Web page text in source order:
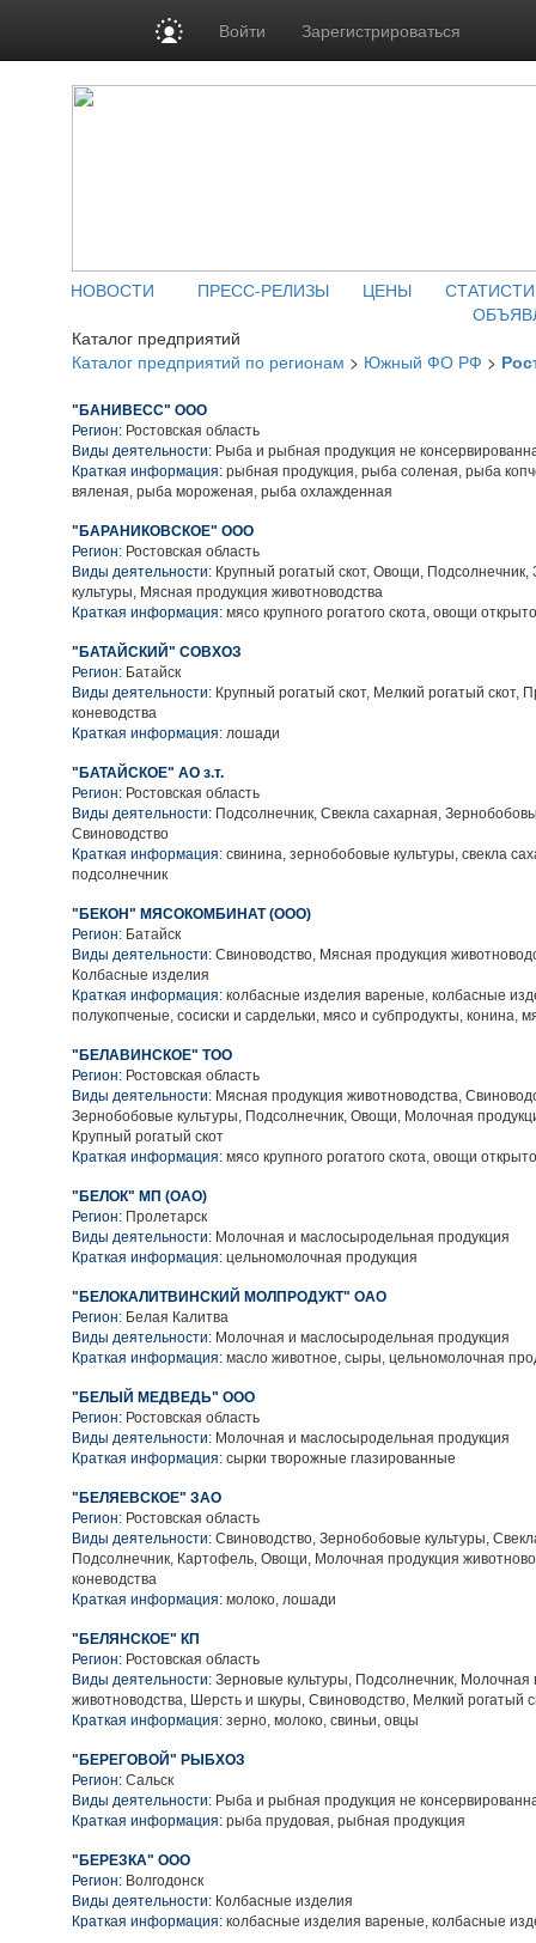
Войти Зарегистрироваться
НОВОСТИ ПРЕСС-РЕЛИЗЫ ЦЕНЫ
Каталог предприятий
Каталог предприятий по регионам > Южный ФО РФ >
"БАНИВЕСС" ООО
Регион: Ростовская область
Виды деятельности: Рыба и рыбная продукция не
Краткая информация: рыбная продукция, рыба соленая, рыба
вяленая, рыба мороженая, рыба охлажденная
"БАРАНИКОВСКОЕ" ООО
Регион: Ростовская область
Виды деятельности: Крупный рогатый скот, Овощи,
культуры, Мясная продукция животноводства
Краткая информация: мясо крупного рогатого скота, овощи
"БАТАЙСКИЙ" СОВХОЗ
Регион: Батайск
Виды деятельности: Крупный рогатый скот, Мелкий рогатый скот,
коневодства
Краткая информация: лошади
"БАТАЙСКОЕ" АО з.т.
Регион: Ростовская область
Виды деятельности: Подсолнечник, Свекла сахарная,
Свиноводство
Краткая информация: свинина, зернобобовые культуры, свекла
подсолнечник
"БЕКОН" МЯСОКОМБИНАТ (ООО)
Регион: Батайск
Виды деятельности: Свиноводство, Мясная продукция
Колбасные изделия
Краткая информация: колбасные изделия вареные, колбасные
полукопченые, сосиски и сардельки, мясо и субпродукты, конина,
"БЕЛАВИНСКОЕ" ТОО
Регион: Ростовская область
Виды деятельности: Мясная продукция животноводства,
Зернобобовые культуры, Подсолнечник, Овощи, Молочная
Крупный рогатый скот
Краткая информация: мясо крупного рогатого скота, овощи
"БЕЛОК" МП (ОАО)
Регион: Пролетарск
Виды деятельности: Молочная и маслосыродельная продукция
Краткая информация: цельномолочная продукция
"БЕЛОКАЛИТВИНСКИЙ МОЛПРОДУКТ" ОАО
Регион: Белая Калитва
Виды деятельности: Молочная и маслосыродельная продукция
Краткая информация: масло животное, сыры, цельномолочная
"БЕЛЫЙ МЕДВЕДЬ" ООО
Регион: Ростовская область
Виды деятельности: Молочная и маслосыродельная продукция
Краткая информация: сырки творожные глазированные
"БЕЛЯЕВСКОЕ" ЗАО
Регион: Ростовская область
Виды деятельности: Свиноводство, Зернобобовые культуры,
Подсолнечник, Картофель, Овощи, Молочная продукция
коневодства
Краткая информация: молоко, лошади
"БЕЛЯНСКОЕ" КП
Регион: Ростовская область
Виды деятельности: Зерновые культуры, Подсолнечник, Молочная
животноводства, Шерсть и шкуры, Свиноводство, Мелкий рогатый
Краткая информация: зерно, молоко, свиньи, овцы
"БЕРЕГОВОЙ" РЫБХОЗ
Регион: Сальск
Виды деятельности: Рыба и рыбная продукция не
Краткая информация: рыба прудовая, рыбная продукция
"БЕРЕЗКА" ООО
Регион: Волгодонск
Виды деятельности: Колбасные изделия
Краткая информация: колбасные изделия вареные, колбасные